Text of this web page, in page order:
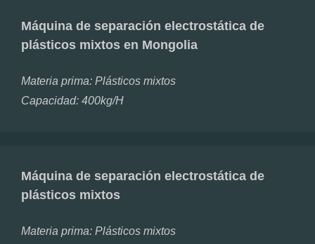
Máquina de separación electrostática de
plásticos mixtos en Mongolia
Materia prima: Plásticos mixtos
Capacidad: 400kg/H
Máquina de separación electrostática de
plásticos mixtos
Materia prima: Plásticos mixtos